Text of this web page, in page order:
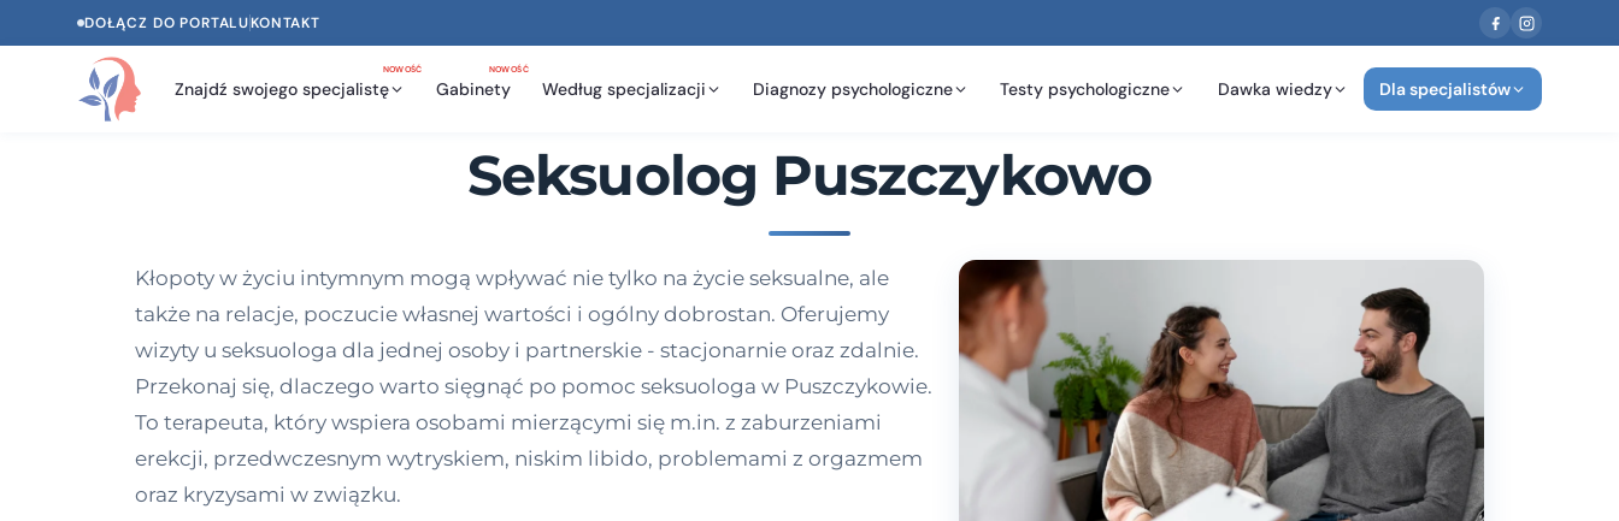
DOŁĄCZ DO PORTALUKONTAKT
Znajdź swojego specjalistę
NOWOŚĆ
Gabinety
NOWOŚĆ
Według specjalizacji Diagnozy psychologiczne Testy psychologiczne Dawka wiedzy Dla specjalistów
Seksuolog Puszczykowo
Kłopoty w życiu intymnym mogą wpływać nie tylko na życie seksualne, ale
także na relacje, poczucie własnej wartości i ogólny dobrostan. Oferujemy
wizyty u seksuologa dla jednej osoby i partnerskie - stacjonarnie oraz zdalnie.
Przekonaj się, dlaczego warto sięgnąć po pomoc seksuologa w Puszczykowie.
To terapeuta, który wspiera osobami mierzącymi się m.in. z zaburzeniami
erekcji, przedwczesnym wytryskiem, niskim libido, problemami z orgazmem
oraz kryzysami w związku.